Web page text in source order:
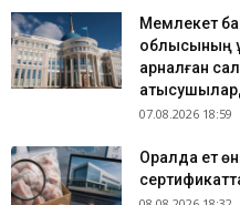
Мемлекет
облысының
арналған
07.08.2026 18:59
Оралда ет